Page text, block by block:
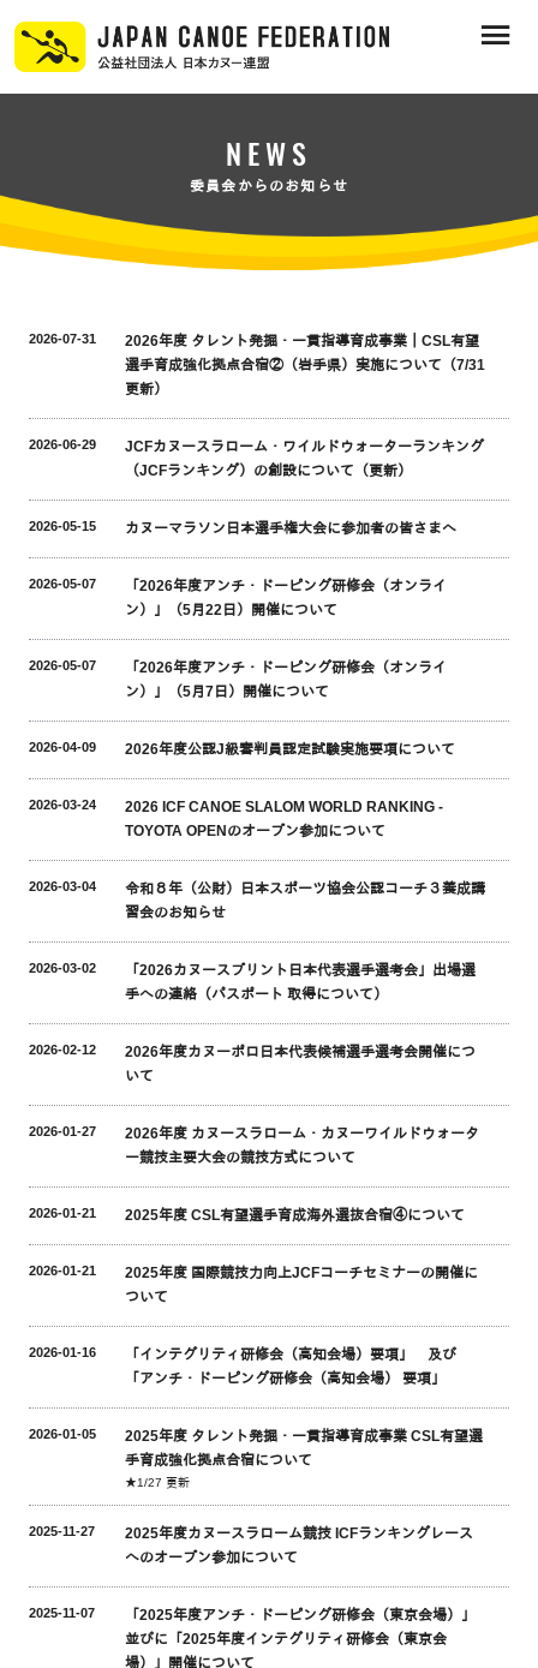
NEWS
委員会からのお知らせ
2026-07-31
2026年度 タレント発掘・一貫指導育成事業｜CSL有望
選手育成強化拠点合宿②（岩手県）実施について（7/31
更新）
2026-06-29
JCFカヌースラローム・ワイルドウォーターランキング
（JCFランキング）の創設について（更新）
2026-05-15 カヌーマラソン日本選手権大会に参加者の皆さまへ
2026-05-07
「2026年度アンチ・ドーピング研修会（オンライ
ン）」（5月22日）開催について
2026-05-07
「2026年度アンチ・ドーピング研修会（オンライ
ン）」（5月7日）開催について
2026-04-09 2026年度公認J級審判員認定試験実施要項について
2026-03-24
2026 ICF CANOE SLALOM WORLD RANKING -
TOYOTA OPENのオープン参加について
2026-03-04
令和８年（公財）日本スポーツ協会公認コーチ３養成講
習会のお知らせ
2026-03-02
「2026カヌースプリント日本代表選手選考会」出場選
手への連絡（パスポート 取得について）
2026-02-12
2026年度カヌーポロ日本代表候補選手選考会開催につ
いて
2026-01-27
2026年度 カヌースラローム・カヌーワイルドウォータ
ー競技主要大会の競技方式について
2026-01-21 2025年度 CSL有望選手育成海外選抜合宿④について
2026-01-21
2025年度 国際競技力向上JCFコーチセミナーの開催に
ついて
2026-01-16
「インテグリティ研修会（高知会場）要項」 及び
「アンチ・ドーピング研修会（高知会場） 要項」
2026-01-05
2025年度 タレント発掘・一貫指導育成事業 CSL有望選
手育成強化拠点合宿について
★1/27 更新
2025-11-27
2025年度カヌースラローム競技 ICFランキングレース
へのオープン参加について
2025-11-07
「2025年度アンチ・ドーピング研修会（東京会場）」
並びに「2025年度インテグリティ研修会（東京会
場）」開催について